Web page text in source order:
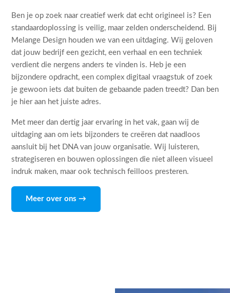
Ben je op zoek naar creatief werk dat echt origineel is? Een
standaardoplossing is veilig, maar zelden onderscheidend. Bij
Melange Design houden we van een uitdaging. Wij geloven
dat jouw bedrijf een gezicht, een verhaal en een techniek
verdient die nergens anders te vinden is. Heb je een
bijzondere opdracht, een complex digitaal vraagstuk of zoek
je gewoon iets dat buiten de gebaande paden treedt? Dan ben
je hier aan het juiste adres.
Met meer dan dertig jaar ervaring in het vak, gaan wij de
uitdaging aan om iets bijzonders te creëren dat naadloos
aansluit bij het DNA van jouw organisatie. Wij luisteren,
strategiseren en bouwen oplossingen die niet alleen visueel
indruk maken, maar ook technisch feilloos presteren.
Meer over ons →